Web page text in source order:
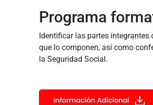
Programa
Identificar las partes
que lo componen, así como
la Seguridad Social.